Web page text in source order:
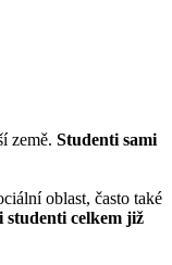
země. Studenti sami
oblast, často také
celkem již